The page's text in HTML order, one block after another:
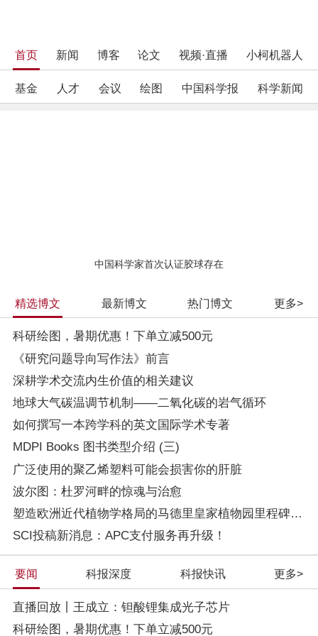
首页 新闻 博客 论文 视频·直播 小柯机器人
基金 人才 会议 绘图 中国科学报 科学新闻
中国科学家首次认证胶球存在
精选博文 最新博文 热门博文 更多>
科研绘图，暑期优惠！下单立减500元
《研究问题导向写作法》前言
深耕学术交流内生价值的相关建议
地球大气碳温调节机制——二氧化碳的岩气循环
如何撰写一本跨学科的英文国际学术专著
MDPI Books 图书类型介绍 (三)
广泛使用的聚乙烯塑料可能会损害你的肝脏
波尔图：杜罗河畔的惊魂与治愈
塑造欧洲近代植物学格局的马德里皇家植物园里程碑式园长
SCI投稿新消息：APC支付服务再升级！
要闻 科报深度 科报快讯 更多>
直播回放丨王成立：钽酸锂集成光子芯片
科研绘图，暑期优惠！下单立减500元